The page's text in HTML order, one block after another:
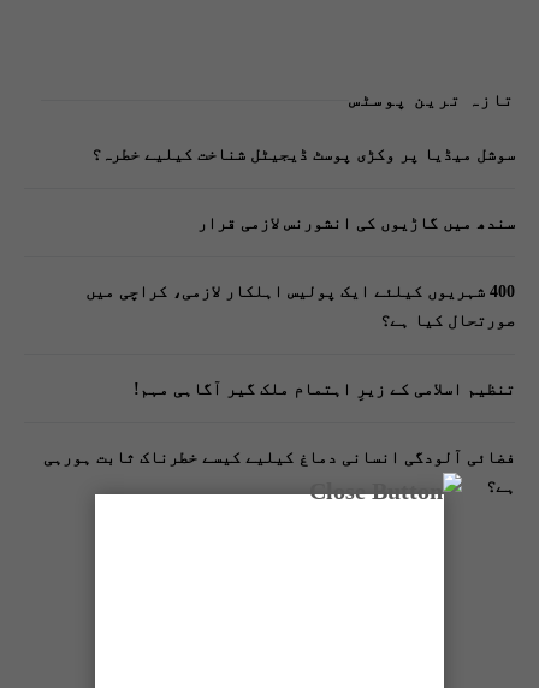
تازہ ترین پوسٹس
سوشل میڈیا پر وکڑی پوسٹ ڈیجیٹل شناخت کیلیے خطرہ؟
سندھ میں گاڑیوں کی انشورنس لازمی قرار
400 شہریوں کیلئے ایک پولیس اہلکار لازمی، کراچی میں
صورتحال کیا ہے؟
تنظیم اسلامی کے زیرِ اہتمام ملک گیر آگاہی مہم!
فضائی آلودگی انسانی دماغ کیلیے کیسے خطرناک ثابت ہورہی
ہے؟